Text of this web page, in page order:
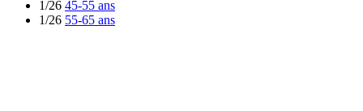
1/26 45-55 ans
1/26 55-65 ans